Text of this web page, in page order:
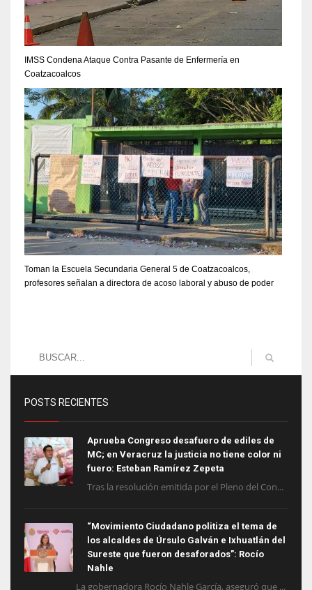
IMSS Condena Ataque Contra Pasante de Enfermería en
Coatzacoalcos
Toman la Escuela Secundaria General 5 de Coatzacoalcos,
profesores señalan a directora de acoso laboral y abuso de poder
POSTS RECIENTES
Aprueba Congreso desafuero de ediles de
MC; en Veracruz la justicia no tiene color ni
fuero: Esteban Ramírez Zepeta
Tras la resolución emitida por el Pleno del Con...
“Movimiento Ciudadano politiza el tema de
los alcaldes de Úrsulo Galván e Ixhuatlán del
Sureste que fueron desaforados”: Rocío
Nahle
La gobernadora Rocío Nahle García, aseguró que ...